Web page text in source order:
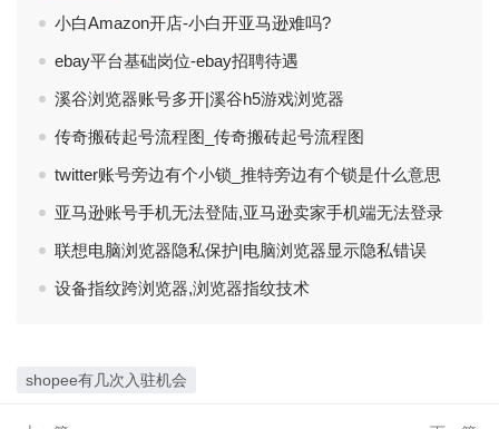
小白Amazon开店-小白开亚马逊难吗?
ebay平台基础岗位-ebay招聘待遇
溪谷浏览器账号多开|溪谷h5游戏浏览器
传奇搬砖起号流程图_传奇搬砖起号流程图
twitter账号旁边有个小锁_推特旁边有个锁是什么意思
亚马逊账号手机无法登陆,亚马逊卖家手机端无法登录
联想电脑浏览器隐私保护|电脑浏览器显示隐私错误
设备指纹跨浏览器,浏览器指纹技术
shopee有几次入驻机会